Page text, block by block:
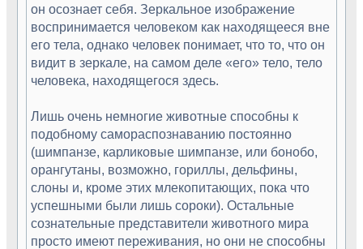
он осознает себя. Зеркальное изображение
воспринимается человеком как находящееся вне
его тела, однако человек понимает, что то, что он
видит в зеркале, на самом деле «его» тело, тело
человека, находящегося здесь.
Лишь очень немногие животные способны к
подобному самораспознаванию постоянно
(шимпанзе, карликовые шимпанзе, или бонобо,
орангутаны, возможно, гориллы, дельфины,
слоны и, кроме этих млекопитающих, пока что
успешными были лишь сороки). Остальные
сознательные представители животного мира
просто имеют переживания, но они не способны